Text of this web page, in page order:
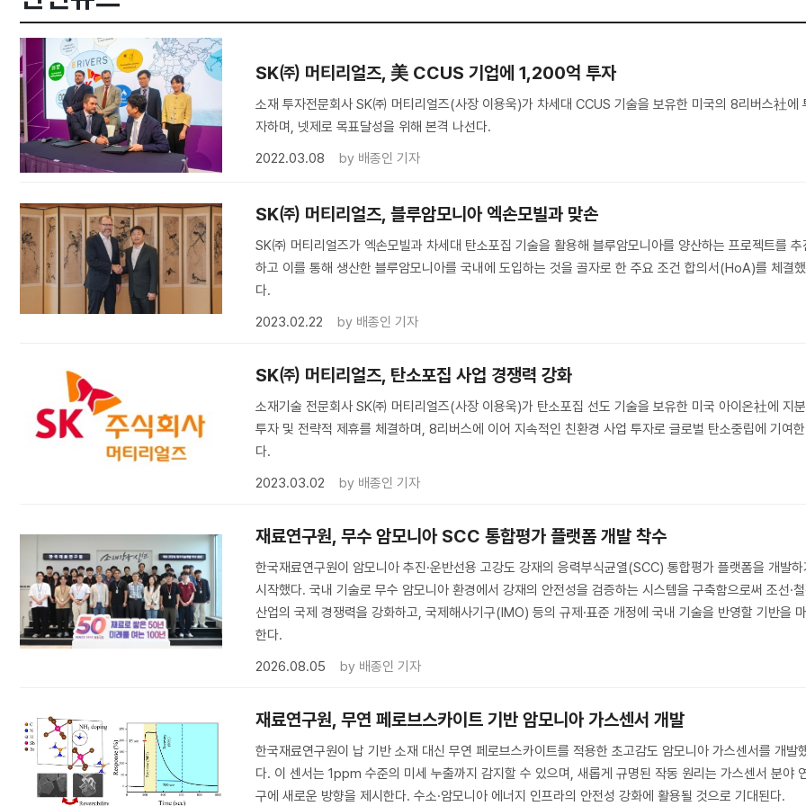
SK㈜ 머티리얼즈, 美 CCUS 기업에 1,200억 투자
소재 투자전문회사 SK㈜ 머티리얼즈(사장 이용욱)가 차세대 CCUS 기술을 보유한 미국의 8리버스社에
자하며, 넷제로 목표달성을 위해 본격 나선다.
2022.03.08
by 배종인 기자
SK㈜ 머티리얼즈, 블루암모니아 엑손모빌과 맞손
SK㈜ 머티리얼즈가 엑손모빌과 차세대 탄소포집 기술을 활용해 블루암모니아를 양산하는 프로젝트를 추
하고 이를 통해 생산한 블루암모니아를 국내에 도입하는 것을 골자로 한 주요 조건 합의서(HoA)를 체결했
다.
2023.02.22
by 배종인 기자
SK㈜ 머티리얼즈, 탄소포집 사업 경쟁력 강화
소재기술 전문회사 SK㈜ 머티리얼즈(사장 이용욱)가 탄소포집 선도 기술을 보유한 미국 아이온社에 지분
투자 및 전략적 제휴를 체결하며, 8리버스에 이어 지속적인 친환경 사업 투자로 글로벌 탄소중립에 기여한
다.
2023.03.02
by 배종인 기자
재료연구원, 무수 암모니아 SCC 통합평가 플랫폼 개발 착수
한국재료연구원이 암모니아 추진·운반선용 고강도 강재의 응력부식균열(SCC) 통합평가 플랫폼을 개발하
시작했다. 국내 기술로 무수 암모니아 환경에서 강재의 안전성을 검증하는 시스템을 구축함으로써 조선·
산업의 국제 경쟁력을 강화하고, 국제해사기구(IMO) 등의 규제·표준 개정에 국내 기술을 반영할 기반을
한다.
2026.08.05
by 배종인 기자
재료연구원, 무연 페로브스카이트 기반 암모니아 가스센서 개발
한국재료연구원이 납 기반 소재 대신 무연 페로브스카이트를 적용한 초고감도 암모니아 가스센서를 개발
다. 이 센서는 1ppm 수준의 미세 누출까지 감지할 수 있으며, 새롭게 규명된 작동 원리는 가스센서 분야
구에 새로운 방향을 제시한다. 수소·암모니아 에너지 인프라의 안전성 강화에 활용될 것으로 기대된다.